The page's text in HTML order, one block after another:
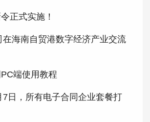
正式实施！
在海南自贸港数字经济产业交流
端使用教程
7日，所有电子合同企业套餐打